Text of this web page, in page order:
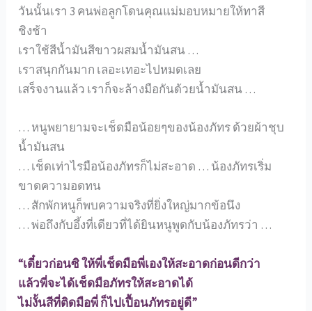
วันนั้นเรา 3 คนพ่อลูกโดนคุณแม่มอบหมายให้ทาสี
ชิงช้า
เราใช้สีน้ำมันสีขาวผสมน้ำมันสน …
เราสนุกกันมาก เลอะเทอะไปหมดเลย
เสร็จงานแล้ว เราก็จะล้างมือกันด้วยน้ำมันสน …
… หนูพยายามจะเช็ดมือน้อยๆของน้องภัทร ด้วยผ้าชุบ
น้ำมันสน
… เช็ดเท่าไรมือน้องภัทรก็ไม่สะอาด … น้องภัทรเริ่ม
ขาดความอดทน
… สักพักหนูก็พบความจริงที่ยิ่งใหญ่มากข้อนึง
… พ่อถึงกับอึ้งที่เดียวที่ได้ยินหนูพูดกับน้องภัทรว่า …
“เดี๋ยวก่อนซิ ให้พี่เช็ดมือพี่เองให้สะอาดก่อนดีกว่า
แล้วพี่จะได้เช็ดมือภัทรให้สะอาดได้
ไม่งั้นสีที่ติดมือพี่ ก็ไปเปื้อนภัทรอยู่ดี”